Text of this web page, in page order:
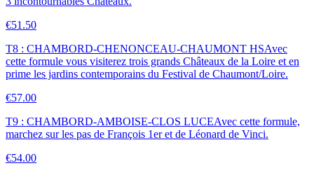
€51.50
T8 : CHAMBORD-CHENONCEAU-CHAUMONT HSAvec
cette formule vous visiterez trois grands Châteaux de la Loire et en
prime les jardins contemporains du Festival de Chaumont/Loire.
€57.00
T9 : CHAMBORD-AMBOISE-CLOS LUCEAvec cette formule,
marchez sur les pas de François 1er et de Léonard de Vinci.
€54.00